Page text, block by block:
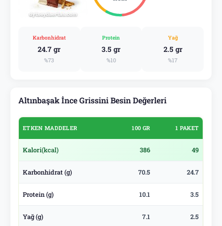
Karbonhidrat
24.7 gr
%73
Protein
3.5 gr
%10
Yağ
2.5 gr
%17
Altınbaşak İnce Grissini Besin Değerleri
ETKEN MADDELER 100 GR 1 PAKET
Kalori(kcal) 386 49
Karbonhidrat (g) 70.5 24.7
Protein (g) 10.1 3.5
Yağ (g) 7.1 2.5